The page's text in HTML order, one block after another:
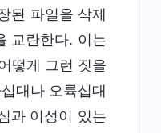
된 파일을 삭제
교란한다. 이는
떻게 그런 짓을
대나 오륙십대
과 이성이 있는